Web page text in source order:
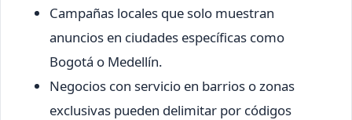
Campañas locales que solo muestran
anuncios en ciudades específicas como
Bogotá o Medellín.
Negocios con servicio en barrios o zonas
exclusivas pueden delimitar por códigos